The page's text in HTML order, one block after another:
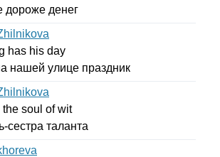
дороже денег
has his day
нашей улице праздник
the soul of wit
сестра таланта